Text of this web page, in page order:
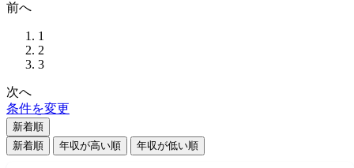
前へ
1
2
3
次へ
条件を変更
新着順
新着順
年収が高い順 年収が低い順